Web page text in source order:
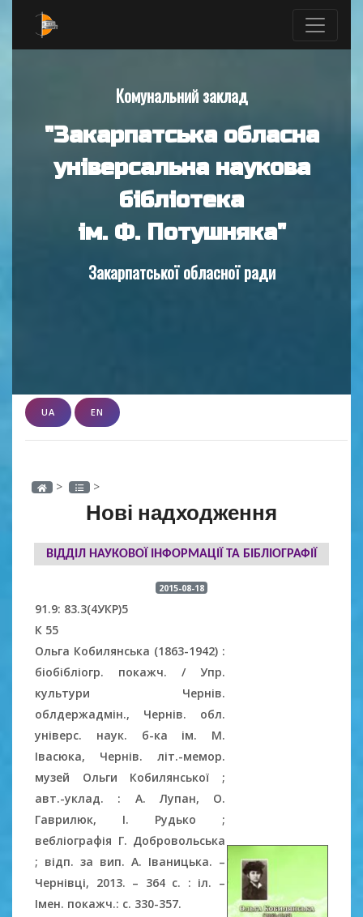
Комунальний заклад
"Закарпатська обласна
універсальна наукова
бібліотека
ім. Ф. Потушняка"
Закарпатської обласної ради
UA EN
> >
Нові надходження
ВІДДІЛ НАУКОВОЇ ІНФОРМАЦІЇ ТА БІБЛІОГРАФІЇ
2015-08-18
91.9: 83.3(4УКР)5
К 55
Ольга Кобилянська (1863-1942) :
біобібліогр. покажч. / Упр.
культури Чернів.
облдержадмін., Чернів. обл.
універс. наук. б-ка ім. М.
Івасюка, Чернів. літ.-мемор.
музей Ольги Кобилянської ;
авт.-уклад. : А. Лупан, О.
Гаврилюк, І. Рудько ;
вебліографія Г. Добровольська
; відп. за вип. А. Іваницька. –
Чернівці, 2013. – 364 с. : іл. –
Імен. покажч.: с. 330-357.